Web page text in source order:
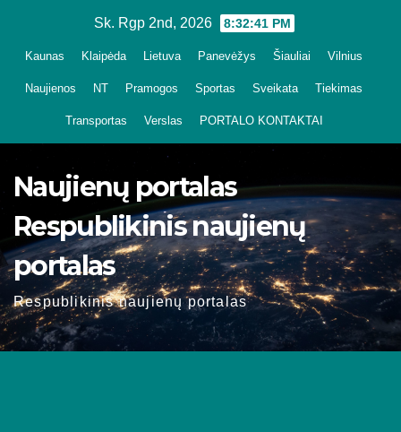
Sk. Rgp 2nd, 2026 8:32:42 PM
Kaunas Klaipėda Lietuva Panevėžys Šiauliai Vilnius
Naujienos NT Pramogos Sportas Sveikata Tiekimas
Transportas Verslas PORTALO KONTAKTAI
Naujienų portalas
Respublikinis naujienų
portalas
Respublikinis naujienų portalas